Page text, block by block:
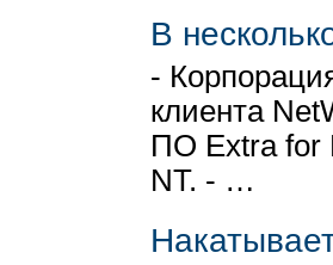
В
-
клиента
ПО Extra for
NT. - …